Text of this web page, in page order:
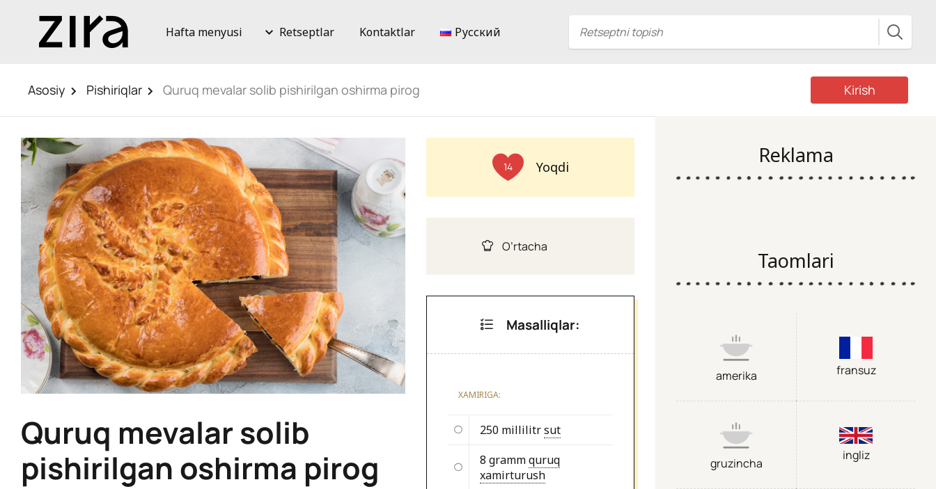
Hafta menyusi Retseptlar Kontaktlar Русский
Asosiy Pishiriqlar Quruq mevalar solib pishirilgan oshirma pirog Kirish
Quruq mevalar solib
pishirilgan oshirma pirog
14 Yoqdi
O’rtacha
Masalliqlar:
XAMIRIGA:
250 millilitrsut
8 grammquruq
xamirturush
Reklama
Taomlari
amerika fransuz
gruzincha
ingliz